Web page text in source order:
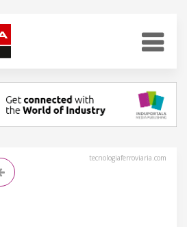
tecnologiaferroviaria.com